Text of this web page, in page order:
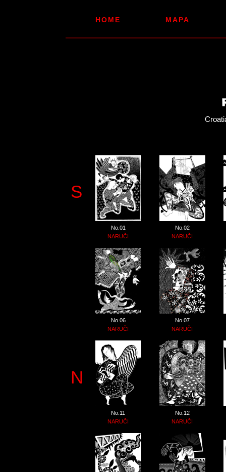
HOME MAPA
S
N
No.01
NARUČI
No.02
NARUČI
No.06
NARUČI
No.07
NARUČI
No.11
NARUČI
No.12
NARUČI